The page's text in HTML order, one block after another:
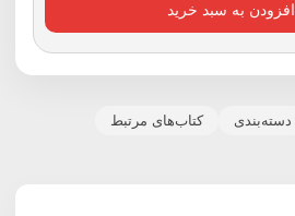
افزودن به سبد خرید
دسته‌بندی
کتاب‌های مرتبط